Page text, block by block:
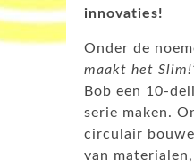
innovaties!
Onder de
maakt het
Bob een 10-
serie maken.
circulair
van